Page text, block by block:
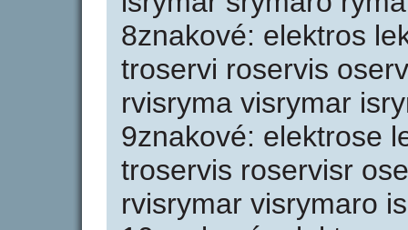
8znakové: elektros
troservi roservis
rvisryma visrymar
9znakové: elektrose
troservis roservisr
rvisrymar visrymaro